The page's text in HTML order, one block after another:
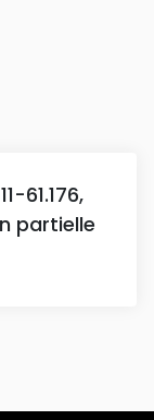
61.176,
partielle